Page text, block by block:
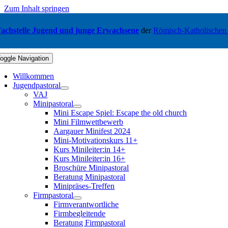
Zum Inhalt springen
Jugend und junge Erwachsene derRömisch-
Navigation
Willkommen
Jugendpastoral
VAJ
Minipastoral
Mini Escape Spiel: Escape the old church
Mini Filmwettbewerb
Aargauer Minifest 2024
Mini-Motivationskurs 11+
Kurs Minileiter:in 14+
Kurs Minileiter:in 16+
Broschüre Minipastoral
Beratung Minipastoral
Minipräses-Treffen
Firmpastoral
Firmverantwortliche
Firmbegleitende
Beratung Firmpastoral